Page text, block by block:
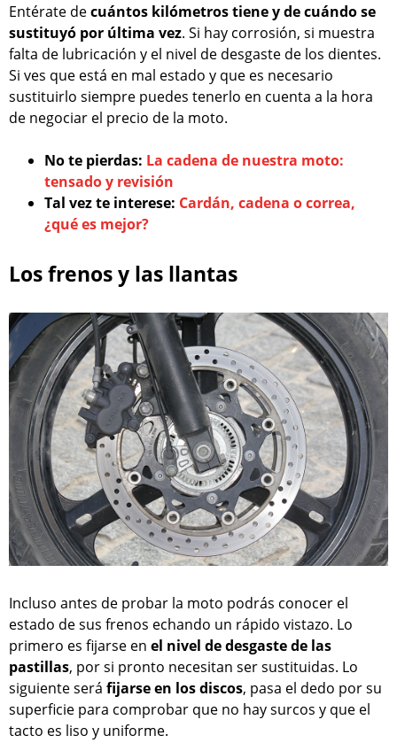
Entérate decuántos kilómetros tiene y de cuándo se
sustituyó por última vez. Si hay corrosión, si muestra
falta de lubricación y el nivel de desgaste de los dientes.
Si ves que está en mal estado y que es necesario
sustituirlo siempre puedes tenerlo en cuenta a la hora
de negociar el precio de la moto.
No te pierdas: La cadena de nuestra moto:
tensado y revisión
Tal vez te interese: Cardán, cadena o correa,
¿qué es mejor?
Los frenos y las llantas
Incluso antes de probar la moto podrás conocer el
estado de sus frenos echando un rápido vistazo. Lo
primero es fijarse en el nivel de desgaste de las
pastillas, por si pronto necesitan ser sustituidas. Lo
siguiente será fijarse en los discos, pasa el dedo por su
superficie para comprobar que no hay surcos y que el
tacto es liso y uniforme.